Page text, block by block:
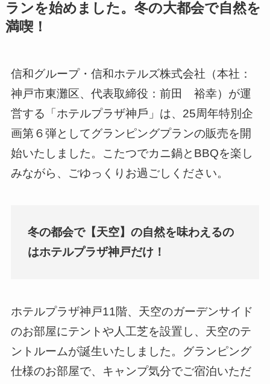
ランを始めました。冬の大都会で自然を
満喫！
信和グループ・信和ホテルズ株式会社（本社：
神戸市東灘区、代表取締役：前田 裕幸）が運
営する「ホテルプラザ神⼾」は、25周年特別企
画第６弾としてグランピングプランの販売を開
始いたしました。こたつでカニ鍋とBBQを楽し
みながら、ごゆっくりお過ごしください。
冬の都会で【天空】の自然を味わえるの
はホテルプラザ神戸だけ！
ホテルプラザ神戸11階、天空のガーデンサイド
のお部屋にテントや人工芝を設置し、天空のテ
ントルームが誕生いたしました。グランピング
仕様のお部屋で、キャンプ気分でご宿泊いただ